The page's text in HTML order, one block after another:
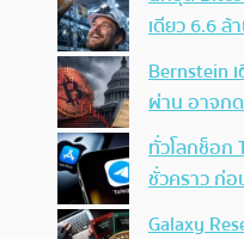
เดียว 6.6
Bernstein
ผ่าน อาจก
ทั่วโลกช็อก
ชั่วคราว ก่
Galaxy